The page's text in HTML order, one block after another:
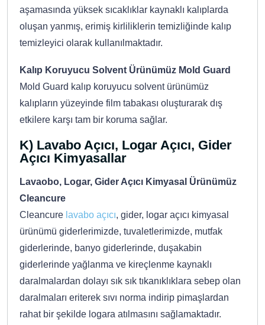
aşamasında yüksek sıcaklıklar kaynaklı kalıplarda
oluşan yanmış, erimiş kirliliklerin temizliğinde kalıp
temizleyici olarak kullanılmaktadır.
Kalıp Koruyucu Solvent Ürünümüz Mold Guard
Mold Guard kalıp koruyucu solvent ürünümüz
kalıpların yüzeyinde film tabakası oluşturarak dış
etkilere karşı tam bir koruma sağlar.
K) Lavabo Açıcı, Logar Açıcı, Gider
Açıcı Kimyasallar
Lavaobo, Logar, Gider Açıcı Kimyasal Ürünümüz
Cleancure
Cleancure lavabo açıcı, gider, logar açıcı kimyasal
ürünümü giderlerimizde, tuvaletlerimizde, mutfak
giderlerinde, banyo giderlerinde, duşakabin
giderlerinde yağlanma ve kireçlenme kaynaklı
daralmalardan dolayı sık sık tıkanıklıklara sebep olan
daralmaları eriterek sıvı norma indirip pimaşlardan
rahat bir şekilde logara atılmasını sağlamaktadır.